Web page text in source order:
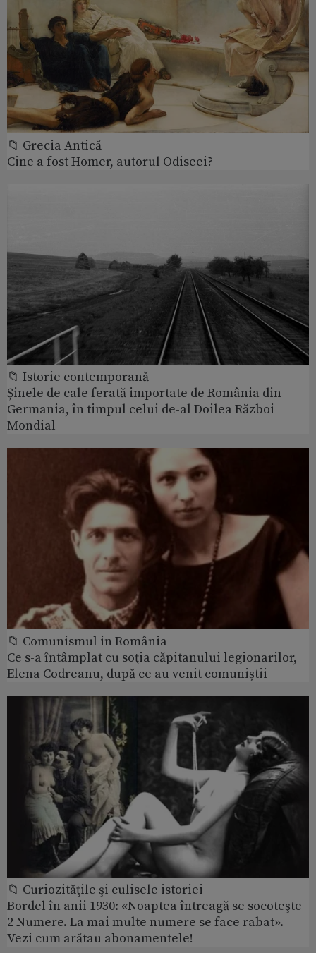
📁 Grecia Antică
Cine a fost Homer, autorul Odiseei?
📁 Istorie contemporană
Șinele de cale ferată importate de România din
Germania, în timpul celui de-al Doilea Război
Mondial
📁 Comunismul in România
Ce s-a întâmplat cu soţia căpitanului legionarilor,
Elena Codreanu, după ce au venit comuniștii
📁 Curiozităţile şi culisele istoriei
Bordel în anii 1930: «Noaptea întreagă se socoteşte
2 Numere. La mai multe numere se face rabat».
Vezi cum arătau abonamentele!